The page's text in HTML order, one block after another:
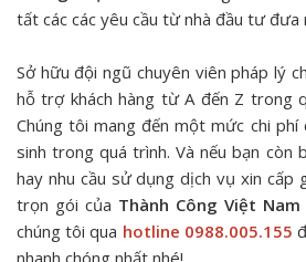
tất các các yêu cầu từ nhà đầu tư đưa
Sở hữu đội ngũ chuyên viên pháp lý
hỗ trợ khách hàng từ A đến Z trong
Chúng tôi mang đến một mức chi phí
sinh trong quá trình. Và nếu bạn còn
hay nhu cầu sử dụng dịch vụ xin cấp
trọn gói của Thành Công Việt Nam
chúng tôi qua hotline 0988.005.155
nhanh chóng nhất nhé!